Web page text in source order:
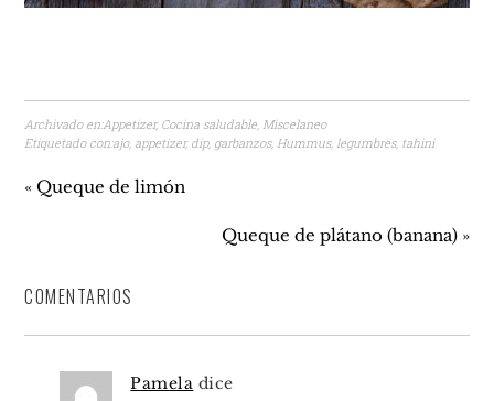
Archivado en:Appetizer, Cocina saludable Miscelaneo
Etiquetado con:ajo, appetizer, dip, garbanzos, Hummus, legumbres, tahini
« Queque de limón
Queque de plátano (banana) »
COMENTARIOS
Pamela dice